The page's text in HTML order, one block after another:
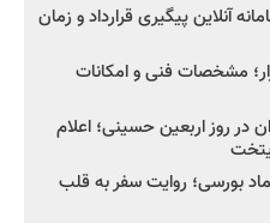
آنلاین پیگیری قرارداد و زمان
مشخصات فنی و امکانات
تهران در روز اربعین حسینی؛ اعلام
بورسی؛ روایت سفر به قلب